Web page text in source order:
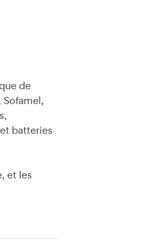
de
batteries
et les